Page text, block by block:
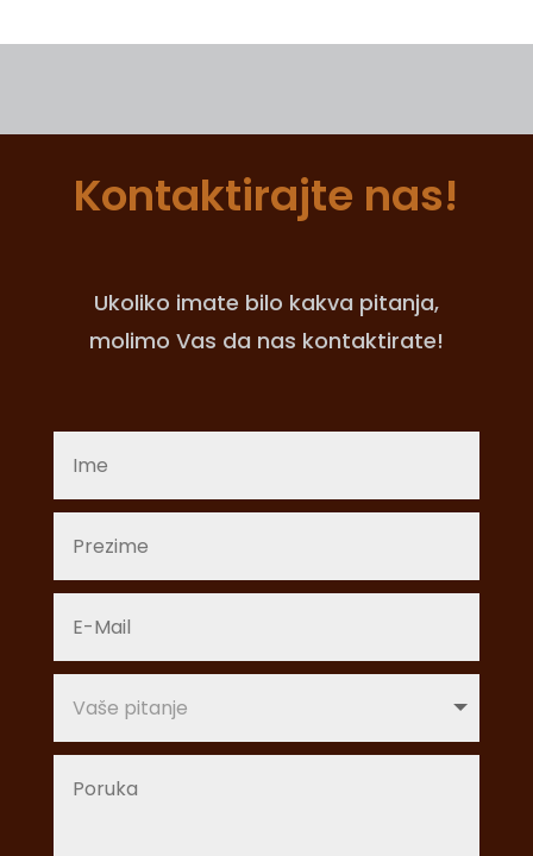
Kontaktirajte nas!
Ukoliko imate bilo kakva pitanja,
molimo Vas da nas kontaktirate!